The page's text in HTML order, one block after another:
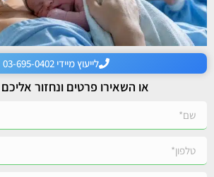
לייעוץ מיידי 03-695-0402
או השאירו פרטים ונחזור